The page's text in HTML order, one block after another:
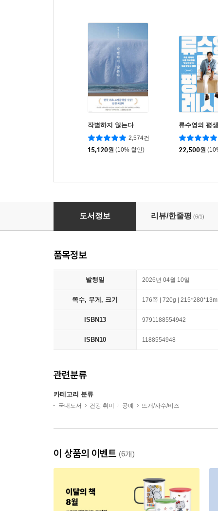
작별하지 않는다
2,574건
15,120원 (10% 할인)
류수영의 평
22,500원
도서정보 리뷰/한줄평 (6/1)
품목정보
발행일 2026년 04월 10일
쪽수, 무게, 크기 176쪽 | 720g |
ISBN13 9791188554942
ISBN10 1188554948
관련분류
카테고리 분류
국내도서 건강 취미 공예 뜨개/자수/비즈
이 상품의 이벤트 (6개)